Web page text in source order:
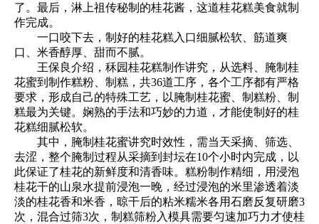
了。最后，淋上祖传秘制的桂花酱，这道桂花糕美食就制
作完成。
一口咬下去，制好的桂花糕入口细腻松软、筋道爽
口、米香醇厚、甜而不腻。
王保良介绍，秝园桂花糕制作讲究，从选料、腌制桂
花蜜到制作糕粉、制糕，共36道工序，各个工序都有严格
要求，形成自己的特殊工艺，以腌制桂花蜜、制糕粉、制
糕最为关键。娴熟的手法和巧妙的力道，才能使制好的桂
花糕细腻松软。
其中，腌制桂花蜜讲究时效性，需当天采摘、筛选、
去涩，整个腌制过程从采摘到封坛在10个小时内完成，以
此保证了桂花的新鲜度和清香味。糕粉制作精细，用浸泡
桂花干的山泉水提前浸泡一晚，经过浸泡的米里渗透着淡
淡的桂花香和米香，晾干后的粘米糯米各用石磨反复研磨3
次，混合过筛3次，制糕筛粉入模具需要匀速加巧力才使桂